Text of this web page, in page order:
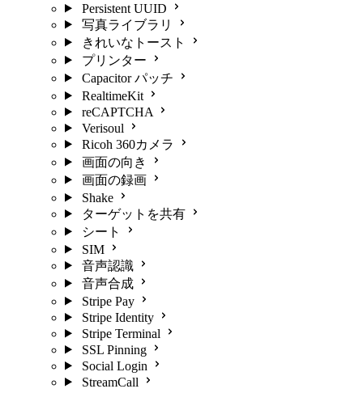
Persistent UUID
写真ライブラリ
きれいなトースト
プリンター
Capacitor パッチ
RealtimeKit
reCAPTCHA
Verisoul
Ricoh 360カメラ
画面の向き
画面の録画
Shake
ターゲットを共有
シート
SIM
音声認識
音声合成
Stripe Pay
Stripe Identity
Stripe Terminal
SSL Pinning
Social Login
StreamCall